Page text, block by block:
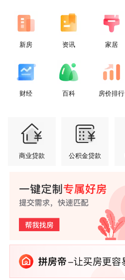
新房 资讯 家居
财经 百科 房价排行
商业贷款 公积金贷款